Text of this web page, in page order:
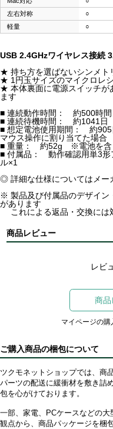
左右対称
○
軽量
○
USB 2.4GHzワイヤレス接続
★ 持ち方を選ばないシンメト
★ 1円玉サイズのマイクロレ
★ 本体裏面に電源スイッチが
ます
■ 連続動作時間： 約500時間
■ 連続待機時間： 約1041日
■ 想定電池使用期間： 約
マウス操作に割り当てた場合
■ 重量： 約52g ※電池を含
■ 付属品： 動作確認用単3形
ル×1
◎ 詳細な仕様についてはメー
※ 製品及び付属品のデザイン
があります
これによる返品・交換には
商品レビュー
レビ
商品
マイページの
ご購入商品の梱包について
ツクモネットショップでは、商
パーツの配送に緩衝材を敷き詰
包を心がけております。
一部、家電、PCケースなどの
観点から、商品パッケージを梱